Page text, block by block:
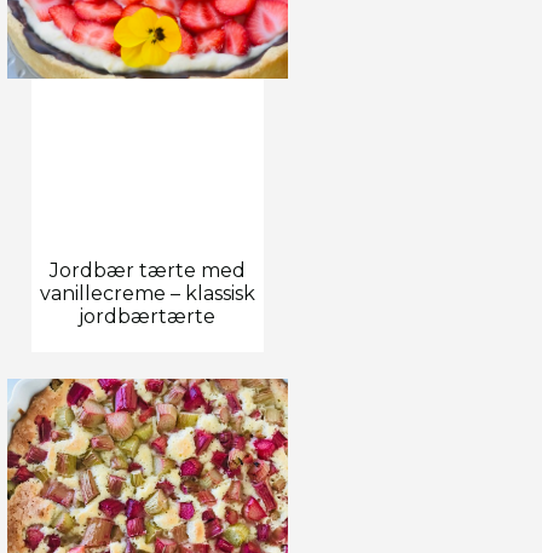
Jordbær tærte med
vanillecreme – klassisk
jordbærtærte